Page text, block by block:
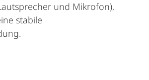
und Mikrofon),
stabile